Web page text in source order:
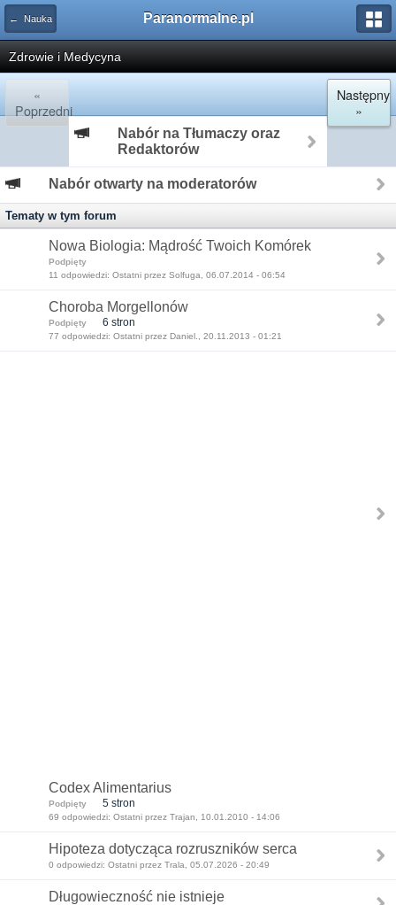
← Nauka Paranormalne.pl
Zdrowie i Medycyna
«
Poprzedni
Następny
»
Nabór na Tłumaczy oraz
Redaktorów
Nabór otwarty na moderatorów
Tematy w tym forum
Nowa Biologia: Mądrość Twoich Komórek
Podpięty
11 odpowiedzi: Ostatni przez Solfuga, 06.07.2014 - 06:54
Choroba Morgellonów
Podpięty 6 stron
77 odpowiedzi: Ostatni przez Daniel., 20.11.2013 - 01:21
Codex Alimentarius
Podpięty 5 stron
69 odpowiedzi: Ostatni przez Trajan, 10.01.2010 - 14:06
Hipoteza dotycząca rozruszników serca
0 odpowiedzi: Ostatni przez Trala, 05.07.2026 - 20:49
Długowieczność nie istnieje